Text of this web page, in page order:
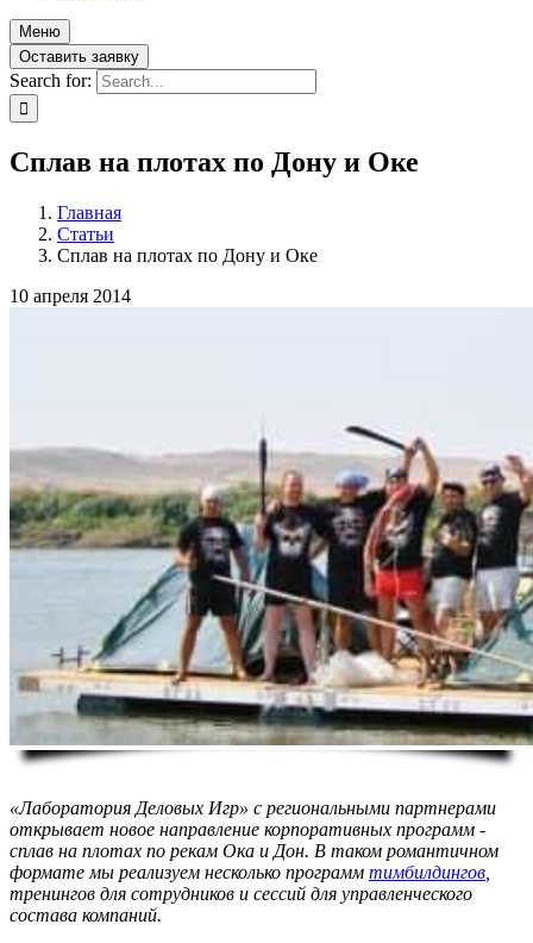
Меню
Оставить заявку
Search for:
Cплав на плотах по Дону и Оке
Главная
Статьи
Cплав на плотах по Дону и Оке
10 апреля 2014
«Лаборатория Деловых Игр» с региональными партнерами
открывает новое направление корпоративных программ -
сплав на плотах по рекам Ока и Дон. В таком романтичном
формате мы реализуем несколько программ тимбилдингов
тренингов для сотрудников и сессий для управленческого
состава компаний.